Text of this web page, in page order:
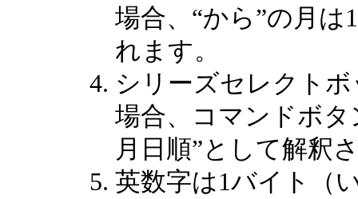
場合、“から”の月は
れます。
シリーズセレクト
場合、コマンドボタ
月日順”として解釈
英数字は1バイト（